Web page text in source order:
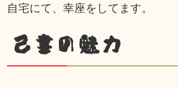
自宅にて、幸座をしてます。
己書の魅力